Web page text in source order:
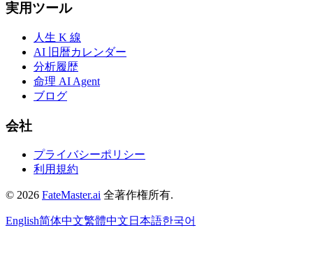
実用ツール
人生 K 線
AI 旧暦カレンダー
分析履歴
命理 AI Agent
ブログ
会社
プライバシーポリシー
利用規約
© 2026 FateMaster.ai 全著作権所有.
English简体中文繁體中文 日本語한국어